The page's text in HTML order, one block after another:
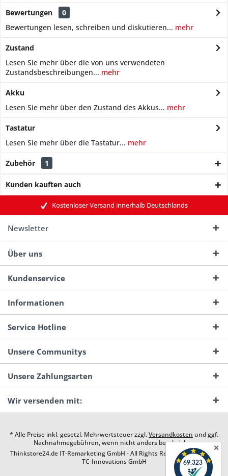
Bewertungen
0
Bewertungen lesen, schreiben und diskutieren... mehr
Zustand
Lesen Sie mehr über die von uns verwendeten
Zustandsbeschreibungen... mehr
Akku
Lesen Sie mehr über den Zustand des Akkus... mehr
Tastatur
Lesen Sie mehr über die Tastatur... mehr
Zubehör 1
Kunden kauften auch
Kostenloser Versand innerhalb Deutschlands
Newsletter
Über uns
Kundenservice
Informationen
Service Hotline
Unsere Communitys
Unsere Zahlungsarten
Wir versenden mit:
* Alle Preise inkl. gesetzl. Mehrwertsteuer zzgl.Versandkosten und ggf.
Nachnahmegebühren, wenn nicht anders beschrieben
Thinkstore24.de IT-Remarketing GmbH - All Rights Reserved. Design by
TC-Innovations GmbH
✕